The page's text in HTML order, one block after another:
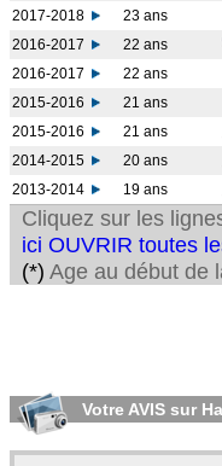
2017-2018
23 ans
2016-2017
22 ans
2016-2017
22 ans
2015-2016
21 ans
2015-2016
21 ans
2014-2015
20 ans
2013-2014
19 ans
Cliquez sur les
ici OUVRIR toutes
(*) Age au début de
Votre AVIS sur